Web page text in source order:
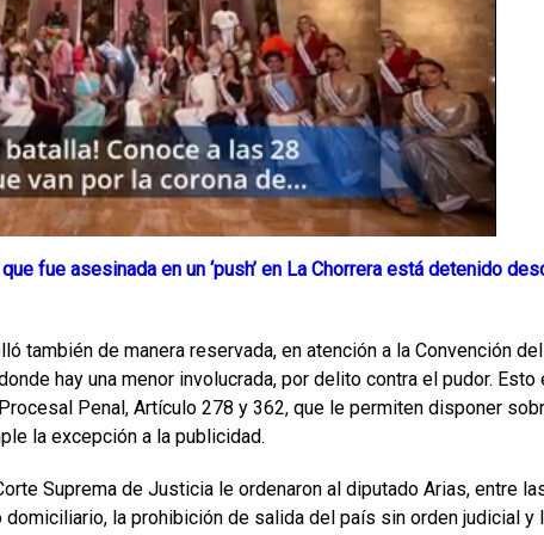
fue asesinada en un ‘push’ en La Chorrera está detenido
también de manera reservada, en atención a la Convención del
hay una menor involucrada, por delito contra el pudor. Esto
Penal, Artículo 278 y 362, que le permiten disponer
la excepción a la publicidad.
Suprema de Justicia le ordenaron al diputado Arias, entre
la prohibición de salida del país sin orden judicial y